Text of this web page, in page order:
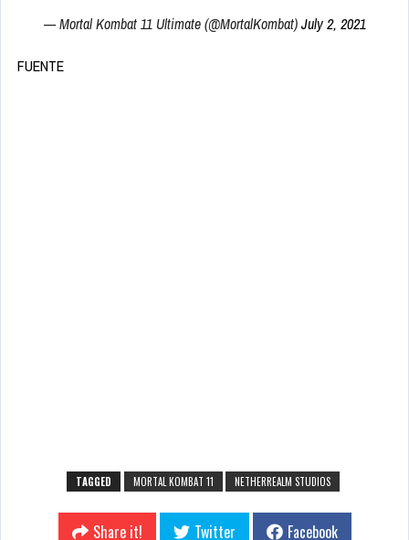
— Mortal Kombat 11 Ultimate (@MortalKombat)July 2, 2021
FUENTE
TAGGED MORTAL KOMBAT 11 NETHERREALM STUDIOS
Share it! Twitter Facebook